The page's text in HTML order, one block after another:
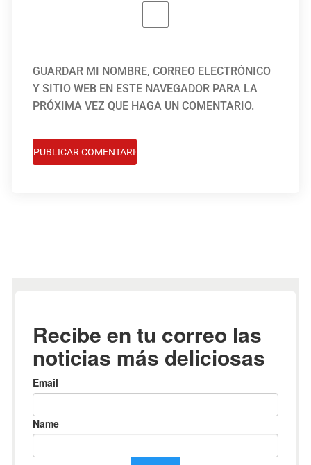
GUARDAR MI NOMBRE, CORREO ELECTRÓNICO
Y SITIO WEB EN ESTE NAVEGADOR PARA LA
PRÓXIMA VEZ QUE HAGA UN COMENTARIO.